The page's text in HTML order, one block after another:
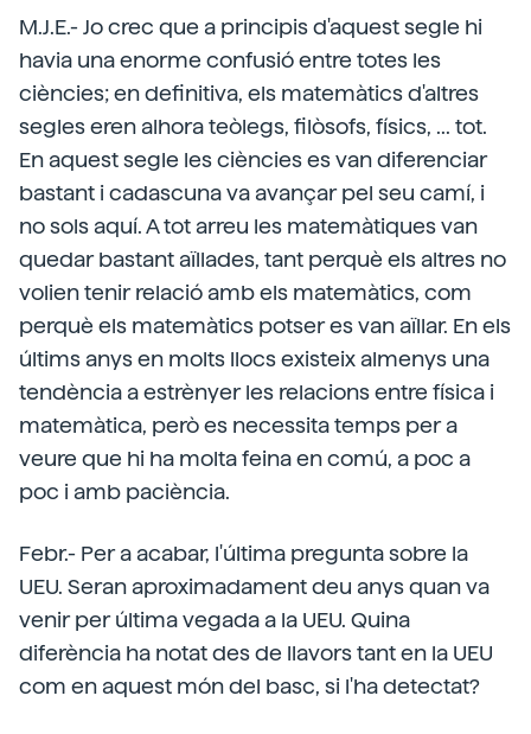
M.J.E.- Jo crec que a principis d'aquest segle hi
havia una enorme confusió entre totes les
ciències; en definitiva, els matemàtics d'altres
segles eren alhora teòlegs, filòsofs, físics, ... tot.
En aquest segle les ciències es van diferenciar
bastant i cadascuna va avançar pel seu camí, i
no sols aquí. A tot arreu les matemàtiques van
quedar bastant aïllades, tant perquè els altres no
volien tenir relació amb els matemàtics, com
perquè els matemàtics potser es van aïllar. En els
últims anys en molts llocs existeix almenys una
tendència a estrènyer les relacions entre física i
matemàtica, però es necessita temps per a
veure que hi ha molta feina en comú, a poc a
poc i amb paciència.
Febr.- Per a acabar, l'última pregunta sobre la
UEU. Seran aproximadament deu anys quan va
venir per última vegada a la UEU. Quina
diferència ha notat des de llavors tant en la UEU
com en aquest món del basc, si l'ha detectat?